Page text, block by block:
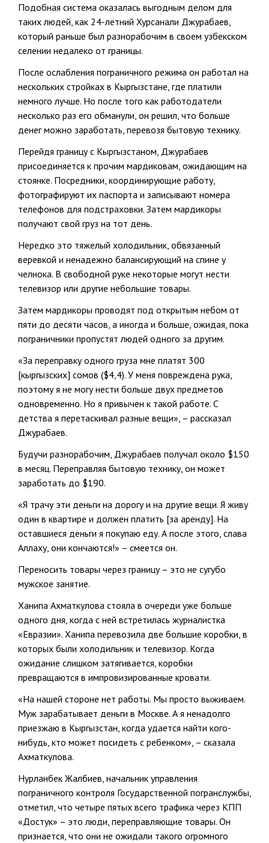
Подобная система оказалась выгодным делом для
таких людей, как 24-летний Хурсанали Джурабаев,
который раньше был разнорабочим в своем узбекском
селении недалеко от границы.
После ослабления пограничного режима он работал на
нескольких стройках в Кыргызстане, где платили
немного лучше. Но после того как работодатели
несколько раз его обманули, он решил, что больше
денег можно заработать, перевозя бытовую технику.
Перейдя границу с Кыргызстаном, Джурабаев
присоединяется к прочим мардиковам, ожидающим на
стоянке. Посредники, координирующие работу,
фотографируют их паспорта и записывают номера
телефонов для подстраховки. Затем мардикоры
получают свой груз на тот день.
Нередко это тяжелый холодильник, обвязанный
веревкой и ненадежно балансирующий на спине у
челнока. В свободной руке некоторые могут нести
телевизор или другие небольшие товары.
Затем мардикоры проводят под открытым небом от
пяти до десяти часов, а иногда и больше, ожидая, пока
пограничники пропустят людей одного за другим.
«За переправку одного груза мне платят 300
[кыргызских] сомов ($4,4). У меня повреждена рука,
поэтому я не могу нести больше двух предметов
одновременно. Но я привычен к такой работе. С
детства я перетаскивал разные вещи», – рассказал
Джурабаев.
Будучи разнорабочим, Джурабаев получал около $150
в месяц. Переправляя бытовую технику, он может
заработать до $190.
«Я трачу эти деньги на дорогу и на другие вещи. Я живу
один в квартире и должен платить [за аренду]. На
оставшиеся деньги я покупаю еду. А после этого, слава
Аллаху, они кончаются!» – смеется он.
Переносить товары через границу – это не сугубо
мужское занятие.
Ханипа Ахматкулова стояла в очереди уже больше
одного дня, когда с ней встретилась журналистка
«Евразии». Ханипа перевозила две большие коробки, в
которых были холодильник и телевизор. Когда
ожидание слишком затягивается, коробки
превращаются в импровизированные кровати.
«На нашей стороне нет работы. Мы просто выживаем.
Муж зарабатывает деньги в Москве. А я ненадолго
приезжаю в Кыргызстан, когда удается найти кого-
нибудь, кто может посидеть с ребенком», – сказала
Ахматкулова.
Нурланбек Жалбиев, начальник управления
пограничного контроля Государственной погранслужбы,
отметил, что четыре пятых всего трафика через КПП
«Достук» – это люди, переправляющие товары. Он
признается, что они не ожидали такого огромного